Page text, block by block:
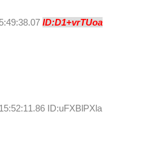
ID:D1+vrTUoa
ID:uFXBlPXla